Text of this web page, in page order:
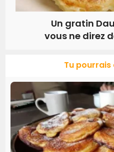
Un gratin
vous ne direz
Tu pourrais